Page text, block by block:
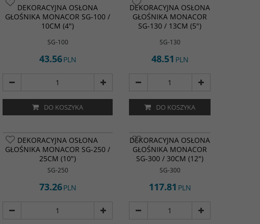
DEKORACYJNA OSŁONA
GŁOŚNIKA MONACOR SG-100 /
10CM (4")
SG-100
43.56PLN
DO KOSZYKA
DEKORACYJNA OSŁONA
GŁOŚNIKA MONACOR
SG-130 / 13CM (5")
SG-130
48.51 PLN
DO KOSZYKA
DEKORACYJNA OSŁONA
GŁOŚNIKA MONACOR SG-250 /
25CM (10")
SG-250
73.26PLN
DEKORACYJNA OSŁONA
GŁOŚNIKA MONACOR
SG-300 / 30CM (12")
SG-300
117.81 PLN